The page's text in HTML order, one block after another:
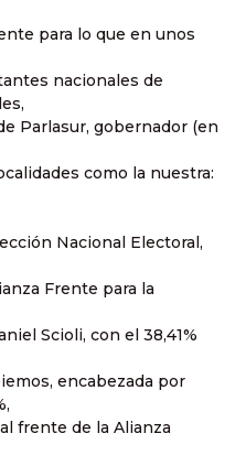
para lo que en unos
nacionales de
Parlasur, gobernador (en
como la nuestra:
Nacional Electoral,
Frente para la
Scioli, con el 38,41%
encabezada por
frente de la Alianza